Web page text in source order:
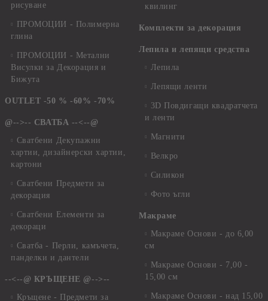
рисуване
ПРОМОЦИИ - Полимерна
глина
ПРОМОЦИИ - Метални
Висулки за Декорация и
Бижута
OUTLET -50 % -60% -70%
@-->-- СВАТБА --<--@
Сватбени Декупажни
хартии, дизайнерски хартии,
картони
Сватбени Предмети за
декорация
Сватбени Елементи за
декораци
Сватба - Перли, камъчета,
панделки и дантели
--<--@ КРЪЩЕНЕ @-->--
Кръщене - Предмети за
квилинг
Комплекти за декорация
Лепила и лепящи средства
Лепила
Лепящи ленти
3D Повдигащи квадратчета
и ленти
Магнити
Велкро
Силикон
Фото ъгли
Макраме
Макраме Основи - до 6,00
см
Макраме Основи - 7,00 -
15,00 см
Макраме Основи - над 15,00